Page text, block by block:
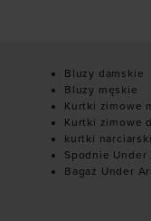
Bluzy damskie
Bluzy męskie
Kurtki zimowe
Kurtki zimowe
kurtki
Spodnie Under
Bagaż Under